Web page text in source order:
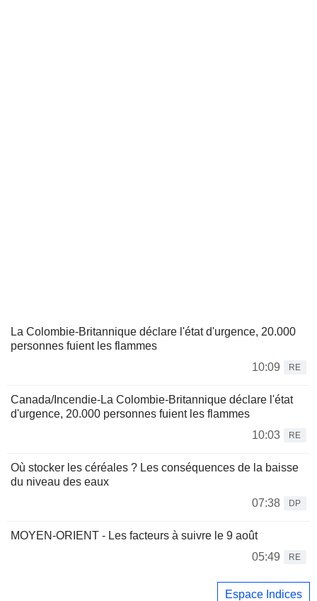
La Colombie-Britannique déclare l'état d'urgence, 20.000
personnes fuient les flammes
10:09
RE
Canada/Incendie-La Colombie-Britannique déclare l'état
d'urgence, 20.000 personnes fuient les flammes
10:03
RE
Où stocker les céréales ? Les conséquences de la baisse
du niveau des eaux
07:38
DP
MOYEN-ORIENT - Les facteurs à suivre le 9 août
05:49
RE
Espace Indices